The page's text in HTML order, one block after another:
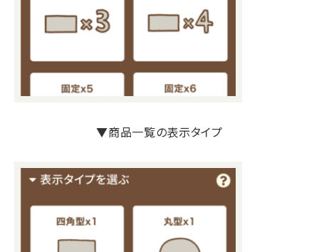
▼商品一覧の表示タイプ